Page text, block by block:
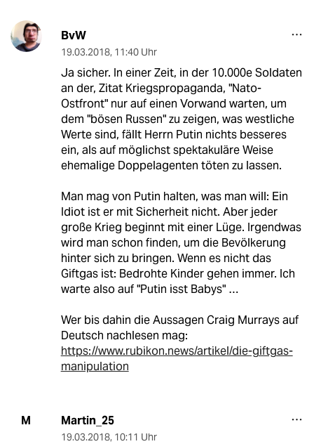
BvW
19.03.2018, 11:40 Uhr
Ja sicher. In einer Zeit, in der 10.000e Soldaten
an der, Zitat Kriegspropaganda, "Nato-
Ostfront" nur auf einen Vorwand warten, um
dem "bösen Russen" zu zeigen, was westliche
Werte sind, fällt Herrn Putin nichts besseres
ein, als auf möglichst spektakuläre Weise
ehemalige Doppelagenten töten zu lassen.
Man mag von Putin halten, was man will: Ein
Idiot ist er mit Sicherheit nicht. Aber jeder
große Krieg beginnt mit einer Lüge. Irgendwas
wird man schon finden, um die Bevölkerung
hinter sich zu bringen. Wenn es nicht das
Giftgas ist: Bedrohte Kinder gehen immer. Ich
warte also auf "Putin isst Babys" …
Wer bis dahin die Aussagen Craig Murrays auf
Deutsch nachlesen mag:
https://www.rubikon.news/artikel/die-giftgas-
manipulation
M Martin_25
19.03.2018, 10:11 Uhr